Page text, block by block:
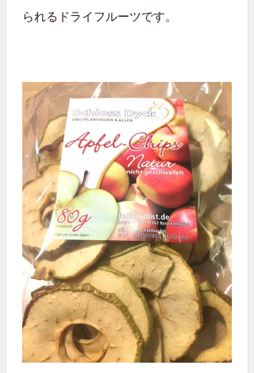
られるドライフルーツです。